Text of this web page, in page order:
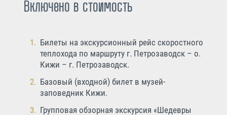
Включено в стоимость
Билеты на экскурсионный рейс скоростного
теплохода по маршруту г. Петрозаводск – о.
Кижи – г. Петрозаводск.
Базовый (входной) билет в музей-
заповедник Кижи.
Групповая обзорная экскурсия «Шедевры